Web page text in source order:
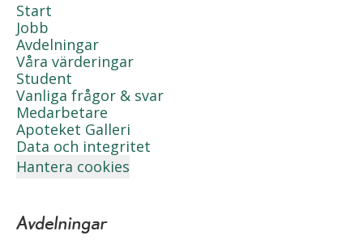
Start
Jobb
Avdelningar
Våra värderingar
Student
Vanliga frågor & svar
Medarbetare
Apoteket Galleri
Data och integritet
Hantera cookies
Avdelningar